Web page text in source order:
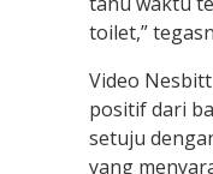
toilet,”
Video
positif dari
setuju
yang